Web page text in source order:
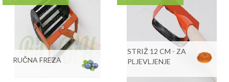
RUČNA FREZA
STRIŽ 12 CM - ZA
PLJEVLJENJE